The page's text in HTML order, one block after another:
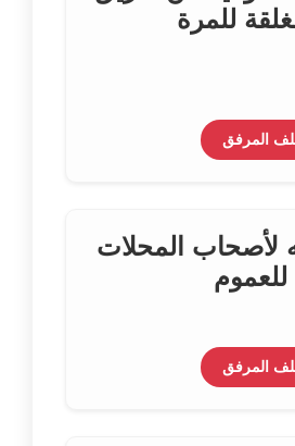
للمرة
المرفق
لأصحاب المحلات
للعموم
المرفق